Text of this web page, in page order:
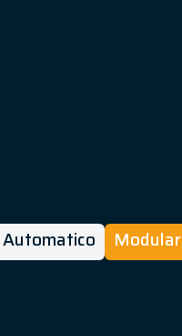
Automatico Modular